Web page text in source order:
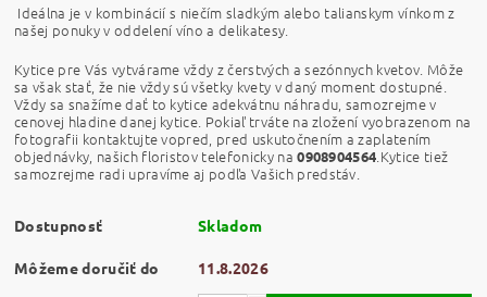
Ideálna je v kombinácií s niečím sladkým alebo talianskym vínkom z
našej ponuky v oddelení víno a delikatesy.
Kytice pre Vás vytvárame vždy z čerstvých a sezónnych kvetov. Môže
sa však stať, že nie vždy sú všetky kvety v daný moment dostupné.
Vždy sa snažíme dať to kytice adekvátnu náhradu, samozrejme v
cenovej hladine danej kytice. Pokiaľ trváte na zložení vyobrazenom na
fotografii kontaktujte vopred, pred uskutočnením a zaplatením
objednávky, našich floristov telefonicky na0908904564 .Kytice tiež
samozrejme radi upravíme aj podľa Vašich predstáv.
Dostupnosť Skladom
Môžeme doručiť do 11.8.2026